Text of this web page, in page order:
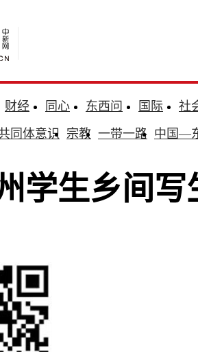
财经 同心 东西问 国际
社
同体意识 宗教 一带一路 中国—
学生乡间